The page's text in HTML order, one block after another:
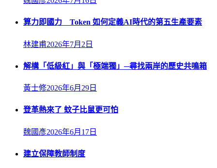
算力即國力 Token 如何定義AI時代的第五生產要素
林建甫2026年7月2日
解構「低級紅」與「極端獨」─尋找兩岸的歷史共鳴箱
黃士修2026年6月29日
登革熱來了 蚊子比鼠更可怕
魏國彥2026年6月17日
建立保障教師制度